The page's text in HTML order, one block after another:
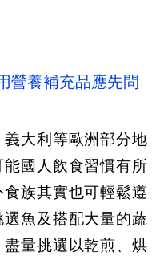
營養補充品應先問
大利等歐洲部分地
國人飲食習慣有所
族其實也可輕鬆遵
魚及搭配大量的蔬
量挑選以乾煎、烘